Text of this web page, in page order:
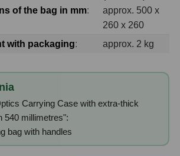
of the bag in mm:
approx. 500 x
260 x 260
with packaging: approx. 2 kg
Carrying Case with extra-thick
540 millimetres":
bag with handles